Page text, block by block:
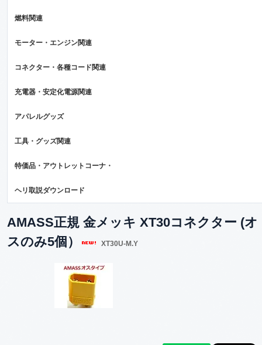
燃料関連
モーター・エンジン関連
コネクター・各種コード関連
充電器・安定化電源関連
アパレルグッズ
工具・グッズ関連
特価品・アウトレットコーナ・
ヘリ取説ダウンロード
AMASS正規 金メッキ XT30コネクター (オ
スのみ5個）
XT30U-M.Y